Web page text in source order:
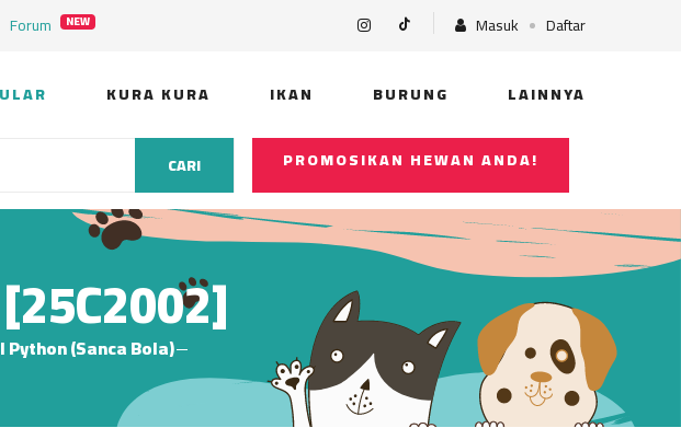
Forum NEW Masuk Daftar
ULAR KURA KURA IKAN BURUNG LAINNYA
CARI PROMOSIKAN HEWAN ANDA!
Python (Sanca Bola)